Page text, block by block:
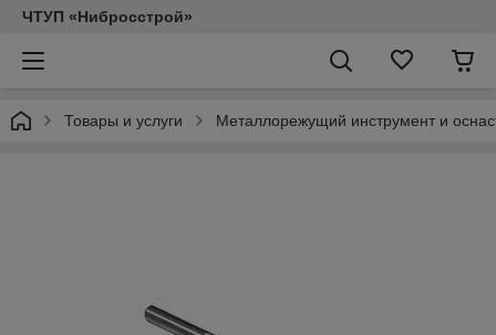
ЧТУП «Нибросстрой»
Товары и услуги Металлорежущий инструмент и